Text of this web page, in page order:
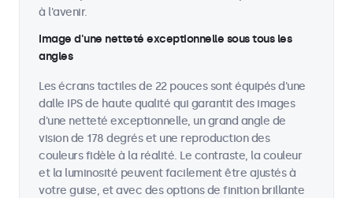
à l'avenir.
Image d'une netteté exceptionnelle sous tous les
angles
Les écrans tactiles de 22 pouces sont équipés d'une
dalle IPS de haute qualité qui garantit des images
d'une netteté exceptionnelle, un grand angle de
vision de 178 degrés et une reproduction des
couleurs fidèle à la réalité. Le contraste, la couleur
et la luminosité peuvent facilement être ajustés à
votre guise, et avec des options de finition brillante